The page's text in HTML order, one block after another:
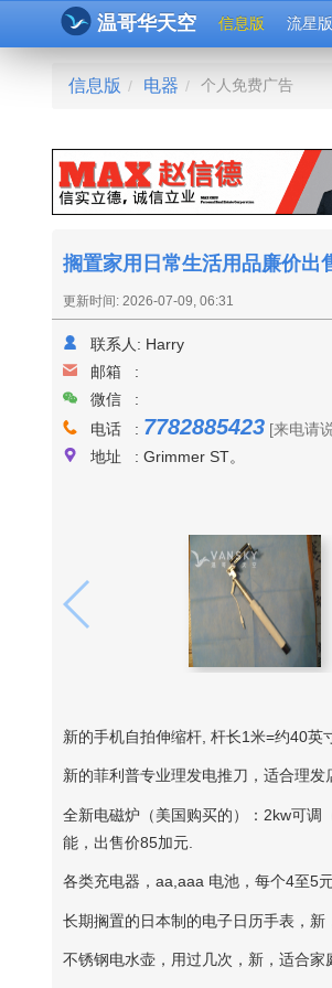
温哥华天空 信息版 流星版
信息版 / 电器 / 个人免费广告
搁置家用日常生活用品廉价出
更新时间: 2026-07-09, 06:31
联系人: Harry
邮箱 :
微信 :
电话 : 7782885423 [来电请
地址 : Grimmer ST。
新的手机自拍伸缩杆, 杆长1米=约40英
新的菲利普专业理发电推刀，适合理发
全新电磁炉（美国购买的）：2kw可调
能，出售价85加元.
各类充电器，aa,aaa 电池，每个4至5元
长期搁置的日本制的电子日历手表，新
不锈钢电水壶，用过几次，新，适合家